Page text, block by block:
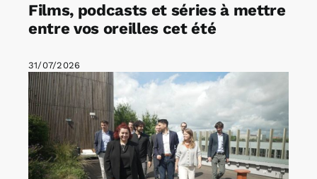
Films, podcasts et séries à mettre
entre vos oreilles cet été
31/07/2026